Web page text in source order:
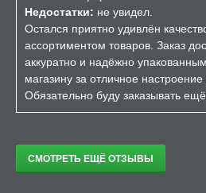
Недостатки: не увидел.
Остался приятно удивлён
ассортиментом товаров. Заказ
аккуратно и надёжно
магазину за отличное
Обязательно буду заказывать ещё.
СМОТРЕТЬ ЕЩЁ ОТЗЫВЫ